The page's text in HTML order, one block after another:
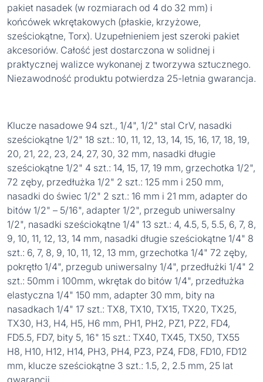
pakiet nasadek (w rozmiarach od 4 do 32 mm) i
końcówek wkrętakowych (płaskie, krzyżowe,
sześciokątne, Torx). Uzupełnieniem jest szeroki pakiet
akcesoriów. Całość jest dostarczona w solidnej i
praktycznej walizce wykonanej z tworzywa sztucznego.
Niezawodność produktu potwierdza 25-letnia gwarancja.
Klucze nasadowe 94 szt., 1/4", 1/2" stal CrV, nasadki
sześciokątne 1/2" 18 szt.: 10, 11, 12, 13, 14, 15, 16, 17, 18, 19,
20, 21, 22, 23, 24, 27, 30, 32 mm, nasadki długie
sześciokątne 1/2" 4 szt.: 14, 15, 17, 19 mm, grzechotka 1/2",
72 zęby, przedłużka 1/2" 2 szt.: 125 mm i 250 mm,
nasadki do świec 1/2" 2 szt.: 16 mm i 21 mm, adapter do
bitów 1/2" – 5/16", adapter 1/2", przegub uniwersalny
1/2", nasadki sześciokątne 1/4" 13 szt.: 4, 4.5, 5, 5.5, 6, 7, 8,
9, 10, 11, 12, 13, 14 mm, nasadki długie sześciokątne 1/4" 8
szt.: 6, 7, 8, 9, 10, 11, 12, 13 mm, grzechotka 1/4" 72 zęby,
pokrętło 1/4", przegub uniwersalny 1/4", przedłużki 1/4" 2
szt.: 50mm i 100mm, wkrętak do bitów 1/4", przedłużka
elastyczna 1/4" 150 mm, adapter 30 mm, bity na
nasadkach 1/4" 17 szt.: TX8, TX10, TX15, TX20, TX25,
TX30, H3, H4, H5, H6 mm, PH1, PH2, PZ1, PZ2, FD4,
FD5.5, FD7, bity 5, 16" 15 szt.: TX40, TX45, TX50, TX55
H8, H10, H12, H14, PH3, PH4, PZ3, PZ4, FD8, FD10, FD12
mm, klucze sześciokątne 3 szt.: 1.5, 2, 2.5 mm, 25 lat
gwarancji.